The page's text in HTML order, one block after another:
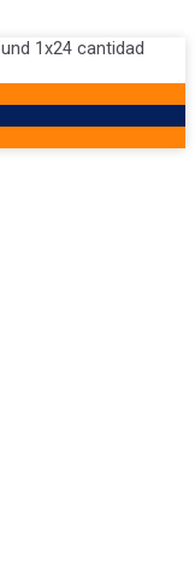
1x24 cantidad